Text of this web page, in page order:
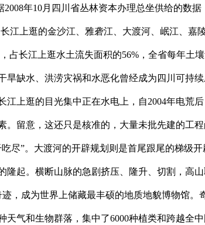
2008年10月四川省丛林资本办理总坐供给的数
江上逛的金沙江、雅砻江、大渡河、岷江、
长江上逛水土流失面积的56%，全省每年土
缺水、洪涝灾祸和水恶化曾经成为四川可持
上逛的目光集中正在水电上，自2004年电荒
留意，这还只是核准的，大量未批先建的工
尽”。大渡河的开辟规划则是首尾跟尾的梯级
起。横断山脉的急剧挤压、隆升、切割，高
，成为世界上储藏最丰硕的地质地貌博物馆
气和生物群落，集中了6000种植类和跨越全